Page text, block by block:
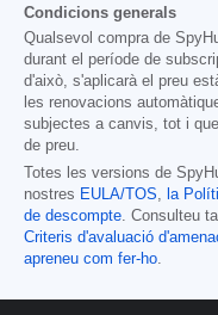
Condicions generals
Qualsevol compra de
durant el període de
d'això, s'aplicarà el preu
les renovacions
subjectes a canvis, tot i
de preu.
Totes les versions de
nostres EULA/TOS, la
de descompte. Consulteu
Criteris d'avaluació
apreneu com fer-ho.